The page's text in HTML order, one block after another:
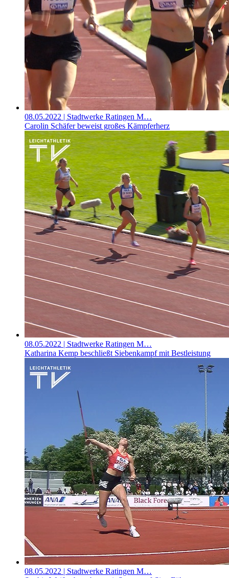
08.05.2022 | Stadtwerke Ratingen M…
Carolin Schäfer beweist großes Kämpferherz
08.05.2022 | Stadtwerke Ratingen M…
Katharina Kemp beschließt Siebenkampf mit Bestleistung
08.05.2022 | Stadtwerke Ratingen M…